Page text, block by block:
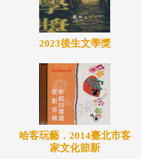
後生文學獎是鼓勵後生文
的大舞台。
2023後生文學獎
哈客玩藝．2014臺北市客
家文化節新